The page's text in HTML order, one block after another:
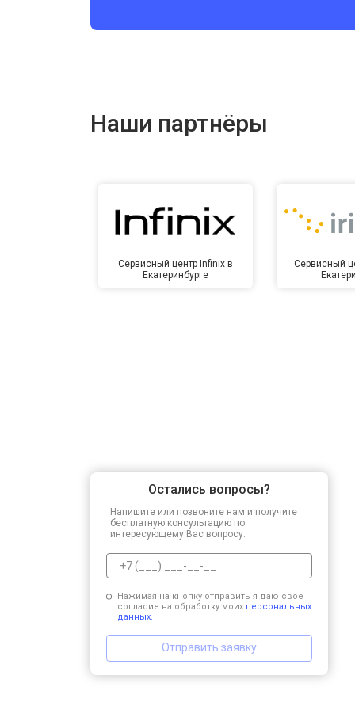
Наши партнёры
Сервисный центр Infinix в
Екатеринбурге
Сервисный
Остались вопросы?
Напишите или позвоните нам и получите
бесплатную консультацию по
интересующему Вас вопросу.
Нажимая на кнопку отправить я даю свое
согласие на обработку моих персональных
данных.
Отправить заявку